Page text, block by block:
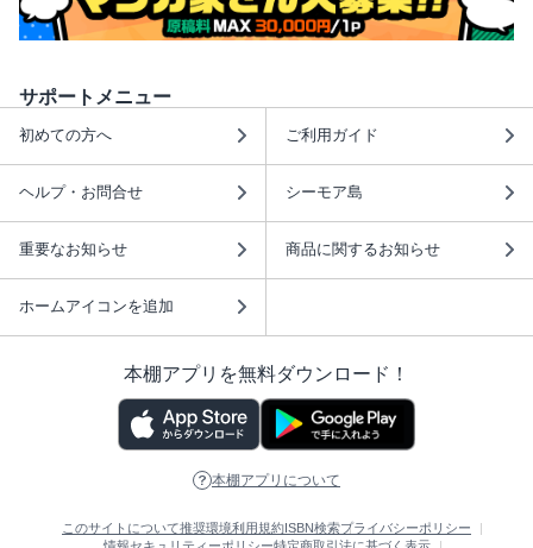
サポートメニュー
初めての方へ ご利用ガイド
ヘルプ・お問合せ シーモア島
重要なお知らせ 商品に関するお知らせ
ホームアイコンを追加
本棚アプリを無料ダウンロード！
本棚アプリについて
このサイトについて推奨環境利用規約 ISBN検索プライバシーポリシー